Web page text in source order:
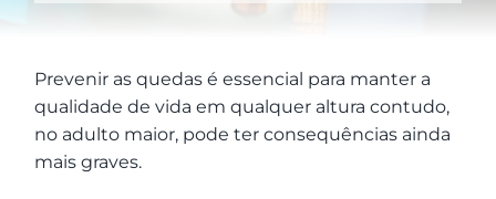
Prevenir as quedas é essencial para manter a
qualidade de vida em qualquer altura contudo,
no adulto maior, pode ter consequências ainda
mais graves.